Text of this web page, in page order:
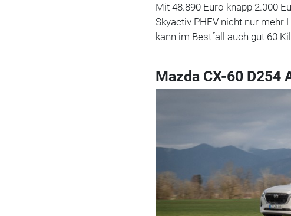
Mit 48.890 Euro knapp 2.000
Skyactiv PHEV nicht nur mehr
kann im Bestfall auch gut 60
Mazda CX-60 D254